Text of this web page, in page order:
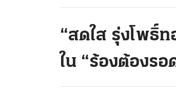
“สดใส รุ่งโพธิ์ท
ใน “ร้องต้องรอ